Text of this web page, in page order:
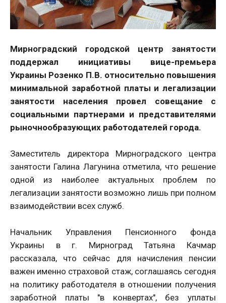
Мирноградский городской центр занятости
поддержал инициативы вице-премьера
Украины Розенко П.В. относительно повышения
минимальной заработной платы и легализации
занятости населения провел совещание с
социальными партнерами и представителями
рыночнообразующих работодателей города.
Заместитель директора Мирноградского центра
занятости Галина Лагунина отметила, что решение
одной из наиболее актуальных проблем по
легализации занятости возможно лишь при полном
взаимодействии всех служб.
Начальник Управления Пенсионного фонда
Украины в г. Мирноград Татьяна Качмар
рассказала, что сейчас для начисления пенсии
важен именно страховой стаж, соглашаясь сегодня
на политику работодателя в отношении получения
заработной платы "в конвертах", без уплаты